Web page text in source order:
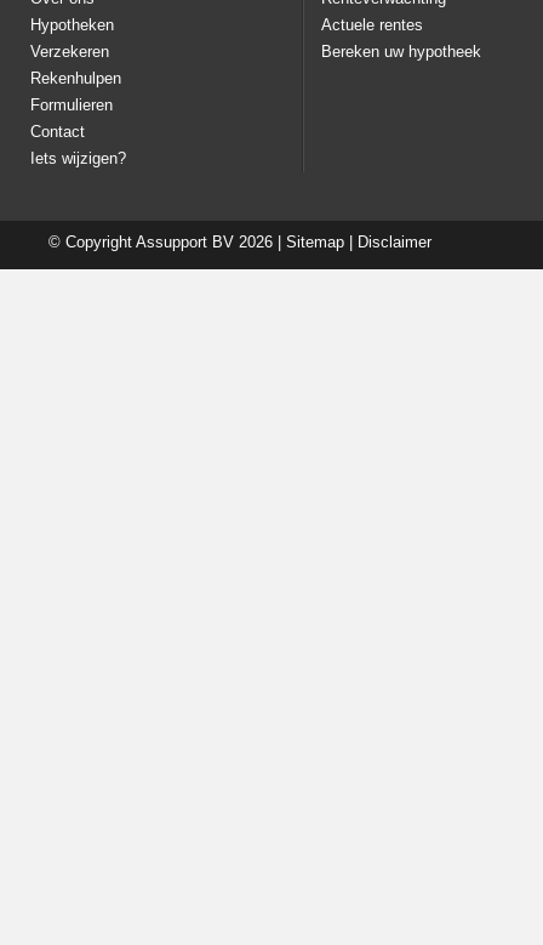
Hypotheken
Verzekeren
Rekenhulpen
Formulieren
Contact
Iets wijzigen?
Actuele rentes
Bereken uw hypotheek
© Copyright Assupport BV 2026 | Sitemap Disclaimer